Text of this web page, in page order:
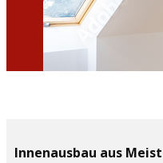
Innenausbau aus